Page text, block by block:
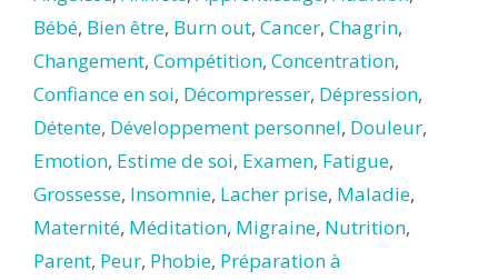
Bébé, Bien être, Burn out, Cancer, Chagrin,
Changement, Compétition, Concentration,
Confiance en soi, Décompresser, Dépression,
Détente, Développement personnel, Douleur,
Emotion, Estime de soi, Examen, Fatigue,
Grossesse, Insomnie, Lacher prise, Maladie,
Maternité, Méditation, Migraine, Nutrition,
Parent, Peur, Phobie, Préparation à